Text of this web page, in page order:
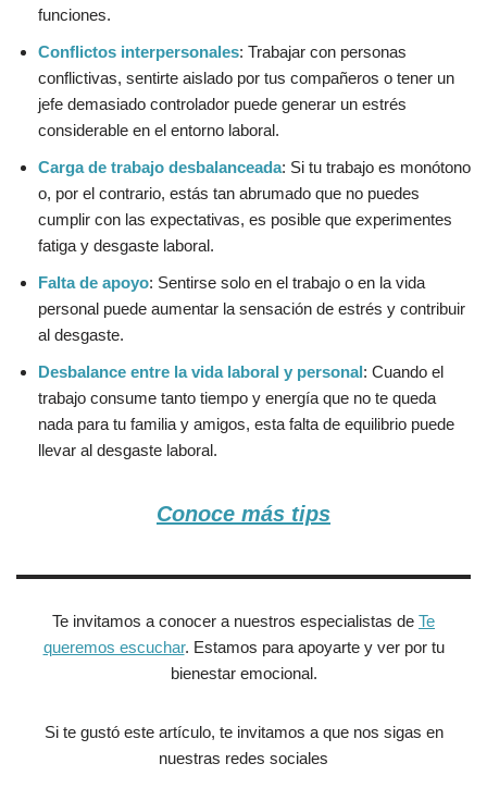
funciones.
Conflictos interpersonales: Trabajar con personas
conflictivas, sentirte aislado por tus compañeros o tener un
jefe demasiado controlador puede generar un estrés
considerable en el entorno laboral.
Carga de trabajo desbalanceada: Si tu trabajo es monótono
o, por el contrario, estás tan abrumado que no puedes
cumplir con las expectativas, es posible que experimentes
fatiga y desgaste laboral.
Falta de apoyo: Sentirse solo en el trabajo o en la vida
personal puede aumentar la sensación de estrés y contribuir
al desgaste.
Desbalance entre la vida laboral y personal: Cuando el
trabajo consume tanto tiempo y energía que no te queda
nada para tu familia y amigos, esta falta de equilibrio puede
llevar al desgaste laboral.
Conoce más tips
Te invitamos a conocer a nuestros especialistas de Te
queremos escuchar. Estamos para apoyarte y ver por tu
bienestar emocional.
Si te gustó este artículo, te invitamos a que nos sigas en
nuestras redes sociales